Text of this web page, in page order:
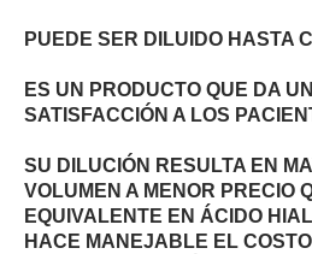
PUEDE SER DILUIDO HASTA
ES UN PRODUCTO QUE DA
SATISFACCIÓN A LOS
SU DILUCIÓN RESULTA EN
VOLUMEN A MENOR PRECIO
EQUIVALENTE EN ÁCIDO
HACE MANEJABLE EL